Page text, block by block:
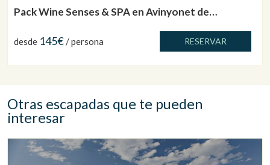
Pack Wine Senses & SPA en Avinyonet de
desde 145€/ persona RESERVAR
Otras escapadas que te pueden
interesar